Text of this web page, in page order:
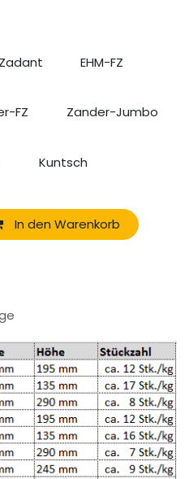
Zadant EHM-FZ
FZ Zander-Jumbo
Kuntsch
In den Warenkorb